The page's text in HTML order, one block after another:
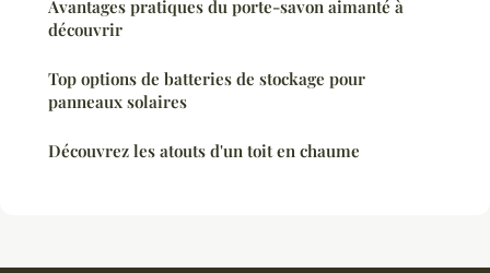
Avantages pratiques du porte-savon aimanté à
découvrir
Top options de batteries de stockage pour
panneaux solaires
Découvrez les atouts d'un toit en chaume